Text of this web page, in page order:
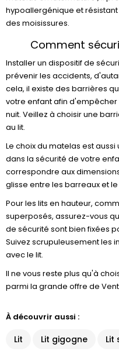
hypoallergénique et
des moisissures.
Comment
Installer un dispositif de
prévenir les accidents,
cela, il existe des barrières
votre enfant afin
nuit. Veillez à choisir une
au lit.
Le choix du matelas est
dans la sécurité de votre
correspondre aux
glisse entre les barreaux et
Pour les lits en hauteur,
superposés, assurez-vous
de sécurité sont bien fixées
Suivez scrupuleusement les
avec le lit.
Il ne vous reste plus qu'à
parmi la grande offre de
À découvrir aussi :
Lit Lit gigogne Lit